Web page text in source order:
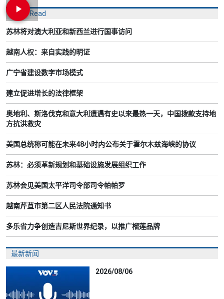
Most Read
苏林将对澳大利亚和新西兰进行国事访问
越南人权：来自实践的明证
广宁省建设数字市场模式
建立促进增长的法律框架
奥地利、斯洛伐克和意大利遭遇有史以来最热一天，中国拨款支持地
方抗洪救灾
美国总统称可能在未来48小时内公布关于霍尔木兹海峡的协议
苏林：必须革新规划和基础设施发展组织工作
苏林会见美国太平洋司令部司令帕帕罗
越南芹苴市第二区人民法院通知书
多乐省力争创造吉尼斯世界纪录，以推广榴莲品牌
最新新闻
2026/08/06